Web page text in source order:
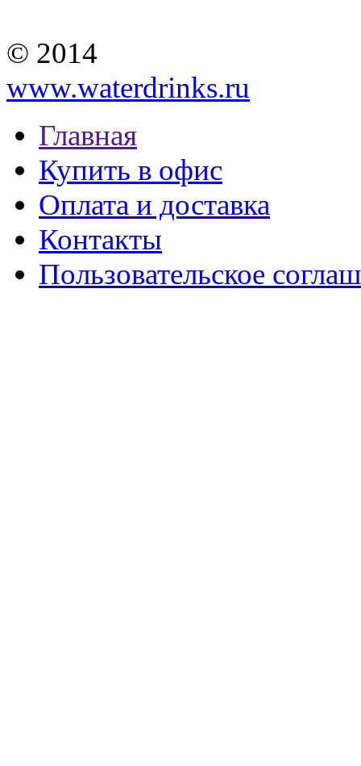
© 2014
www.waterdrinks.ru
Главная
Купить в офис
Оплата и доставка
Контакты
Пользовательское